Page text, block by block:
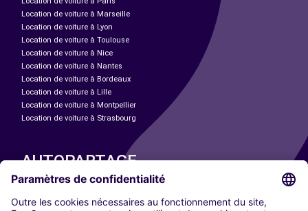
Location de voiture à Marseille
Location de voiture à Lyon
Location de voiture à Toulouse
Location de voiture à Nice
Location de voiture à Nantes
Location de voiture à Bordeaux
Location de voiture à Lille
Location de voiture à Montpellier
Location de voiture à Strasbourg
AUTOPARTAGE
Paris